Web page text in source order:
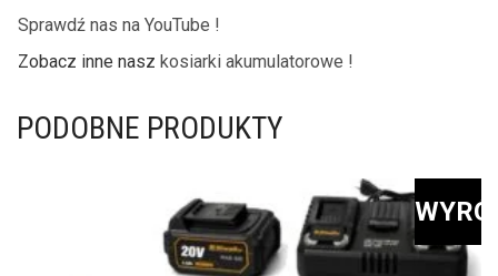
Sprawdź nas na YouTube !
Zobacz inne nasz kosiarki akumulatorowe !
PODOBNE PRODUKTY